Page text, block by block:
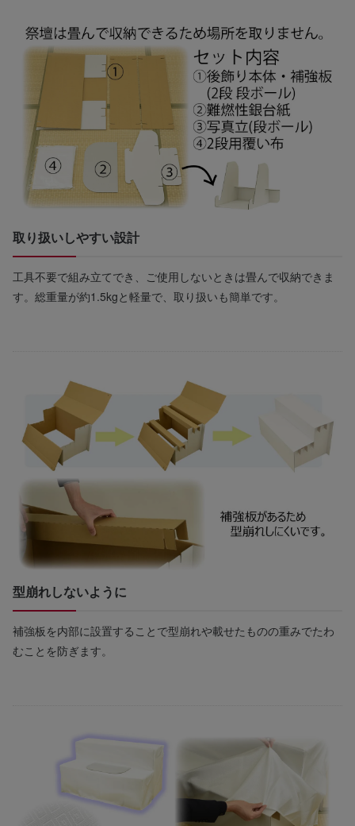
取り扱いしやすい設計
工具不要で組み立てでき、ご使用しないときは畳んで収納できま
す。総重量が約1.5kgと軽量で、取り扱いも簡単です。
型崩れしないように
補強板を内部に設置することで型崩れや載せたものの重みでたわ
むことを防ぎます。